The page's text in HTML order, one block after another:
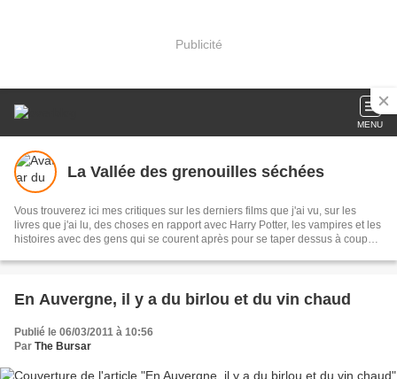
Publicité
MENU
La Vallée des grenouilles séchées
Vous trouverez ici mes critiques sur les derniers films que j'ai vu, sur les
livres que j'ai lu, des choses en rapport avec Harry Potter, les vampires et les
histoires avec des gens qui se courent après pour se taper dessus à coup
En Auvergne, il y a du birlou et du vin chaud
Publié le 06/03/2011 à 10:56
Par The Bursar